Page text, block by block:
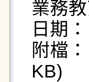
業務
日期
附檔：
KB)